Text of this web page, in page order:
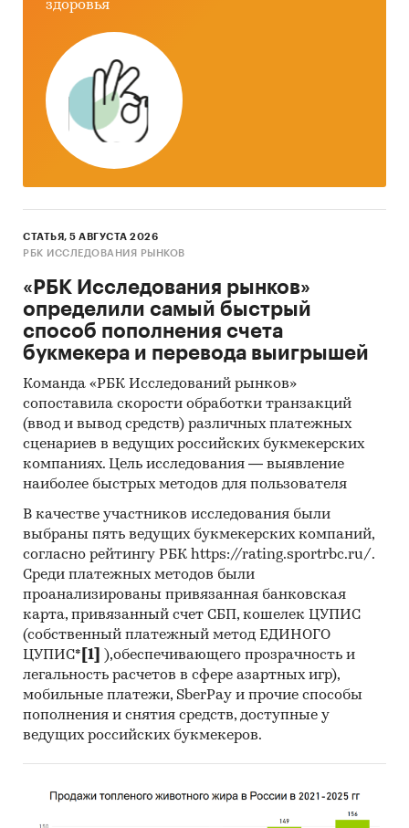
понимания текущей конъюнктуры рынка и
оценки перспектив его развития:
объем рынка этилового спирта
производство этилового спирта
экспорт и импорт этилового спирта
цена реализации, цена производства, цены
баланс спроса и предложения, складские
запасы этилового спирта
видам этилового спирта:
спирт этиловый денатурированный
спирт этиловый неденатурированный
В обзоре приведена детализация
производства по видам этилового спирта:
спирт этиловый из пищевого сырья
спирт этиловый технический
дистилляты и прочие виды этилового
спирта
Также приведена дополнительная
детализация производства
денатурированного этилового спирта по
видам сырья:
спирт этиловый денатурированный из
непищевого сырья
спирт этиловый денатурированный из
пищевого сырья
экспортеров
здоровья
СТАТЬЯ, 5 АВГУСТА 2026
РБК ИССЛЕДОВАНИЯ РЫНКОВ
«РБК Исследования рынков»
определили самый быстрый
способ пополнения счета
букмекера и перевода выигрышей
Команда «РБК Исследований рынков»
сопоставила скорости обработки транзакций
(ввод и вывод средств) различных платежных
сценариев в ведущих российских букмекерских
компаниях. Цель исследования — выявление
наиболее быстрых методов для пользователя
В качестве участников исследования были
выбраны пять ведущих букмекерских компаний,
согласно рейтингу РБК https://rating.sportrbc.ru/.
Среди платежных методов были
проанализированы привязанная банковская
карта, привязанный счет СБП, кошелек ЦУПИС
(собственный платежный метод ЕДИНОГО
ЦУПИС* [1]
),обеспечивающего прозрачность и
легальность расчетов в сфере азартных игр),
мобильные платежи, SberPay и прочие способы
пополнения и снятия средств, доступные у
ведущих российских букмекеров.